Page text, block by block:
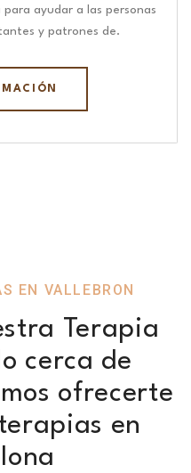
ayudar a las personas
y patrones de.
EN VALLEBRON
Terapia
cerca de
ofrecerte
en